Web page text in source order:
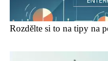
Rozdělte si to na tipy na